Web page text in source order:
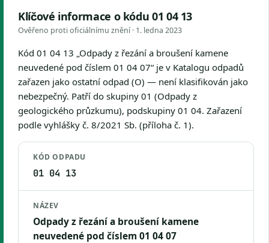
Klíčové informace o kódu 01 04 13
Ověřeno proti oficiálnímu znění · 1. ledna 2023
Kód 01 04 13 „Odpady z řezání a broušení kamene
neuvedené pod číslem 01 04 07“ je v Katalogu odpadů
zařazen jako ostatní odpad (O) — není klasifikován jako
nebezpečný. Patří do skupiny 01 (Odpady z
geologického průzkumu), podskupiny 01 04. Zařazení
podle vyhlášky č. 8/2021 Sb. (příloha č. 1).
KÓD ODPADU
01 04 13
NÁZEV
Odpady z řezání a broušení kamene
neuvedené pod číslem 01 04 07